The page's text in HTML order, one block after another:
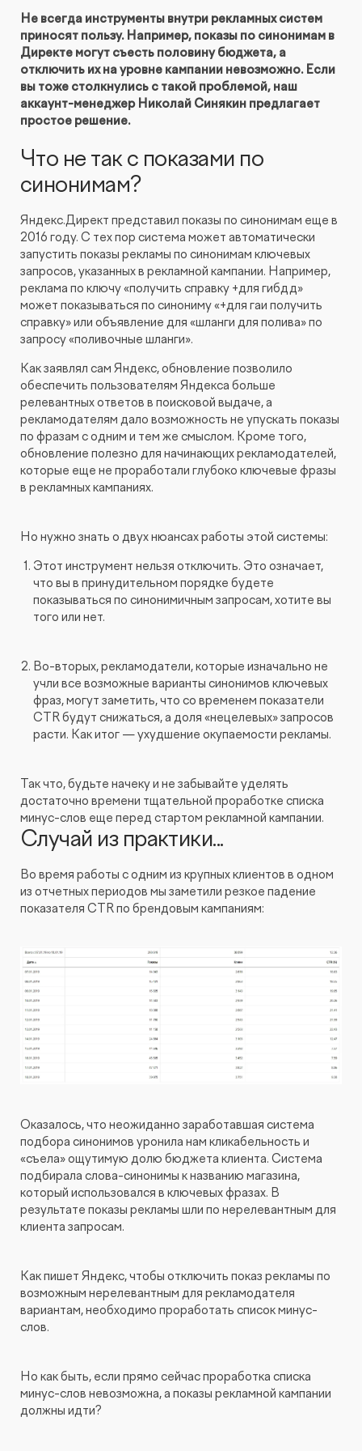
UX-тестирование интернет-магазинов, сайтов
и приложений с респондентами
Глубинные интервью с аудиторией
Создание AI-креативов
Правовой аудит сайта
Оптимизация скорости загрузки сайта
Интеграция и поддержка умного поиска SearchBooster
Настройка Битрикс24
Видеопродакшн
КОНТАКТЫ БЛОГ
ПРЕДЛОЖЕНИЕ ДЛЯ
БЕЛАРУСИ
СЛОВАРЬ ТЕРМИНОВ
РЕФЕРАЛЬНАЯ ПРОГРАММА
Не всегда инструменты внутри рекламных систем
приносят пользу. Например, показы по синонимам в
Директе могут съесть половину бюджета, а
отключить их на уровне кампании невозможно. Если
вы тоже столкнулись с такой проблемой, наш
аккаунт-менеджер Николай Синякин предлагает
простое решение.
Что не так с показами по
синонимам?
Яндекс.Директ представил показы по синонимам еще в
2016 году. С тех пор система может автоматически
запустить показы рекламы по синонимам ключевых
запросов, указанных в рекламной кампании. Например,
реклама по ключу «получить справку +для гибдд»
может показываться по синониму «+для гаи получить
справку» или объявление для «шланги для полива» по
запросу «поливочные шланги».
Как заявлял сам Яндекс, обновление позволило
обеспечить пользователям Яндекса больше
релевантных ответов в поисковой выдаче, а
рекламодателям дало возможность не упускать показы
по фразам с одним и тем же смыслом. Кроме того,
обновление полезно для начинающих рекламодателей,
которые еще не проработали глубоко ключевые фразы
в рекламных кампаниях.
Но нужно знать о двух нюансах работы этой системы:
Этот инструмент нельзя отключить. Это означает,
что вы в принудительном порядке будете
показываться по синонимичным запросам, хотите вы
того или нет.
Во-вторых, рекламодатели, которые изначально не
учли все возможные варианты синонимов ключевых
фраз, могут заметить, что со временем показатели
CTR будут снижаться, а доля «нецелевых» запросов
расти. Как итог — ухудшение окупаемости рекламы.
Так что, будьте начеку и не забывайте уделять
достаточно времени тщательной проработке списка
минус-слов еще перед стартом рекламной кампании.
Случай из практики...
Во время работы с одним из крупных клиентов в одном
из отчетных периодов мы заметили резкое падение
показателя CTR по брендовым кампаниям:
Оказалось, что неожиданно заработавшая система
подбора синонимов уронила нам кликабельность и
«съела» ощутимую долю бюджета клиента. Система
подбирала слова-синонимы к названию магазина,
который использовался в ключевых фразах. В
результате показы рекламы шли по нерелевантным для
клиента запросам.
Как пишет Яндекс, чтобы отключить показ рекламы по
возможным нерелевантным для рекламодателя
вариантам, необходимо проработать список минус-
слов.
Но как быть, если прямо сейчас проработка списка
минус-слов невозможна, а показы рекламной кампании
должны идти?